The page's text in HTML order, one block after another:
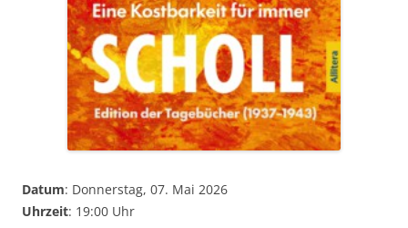
Datum: Donnerstag, 07. Mai 2026
Uhrzeit: 19:00 Uhr